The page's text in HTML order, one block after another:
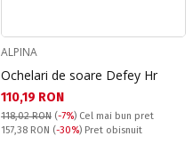
ALPINA
Ochelari de soare Defey Hr
Текуща цена:
110,19 RON
118,02 RON (-7%) Cel mai bun pret
Pret obisnuit:
157,38 RON (-30%) Pret obisnuit